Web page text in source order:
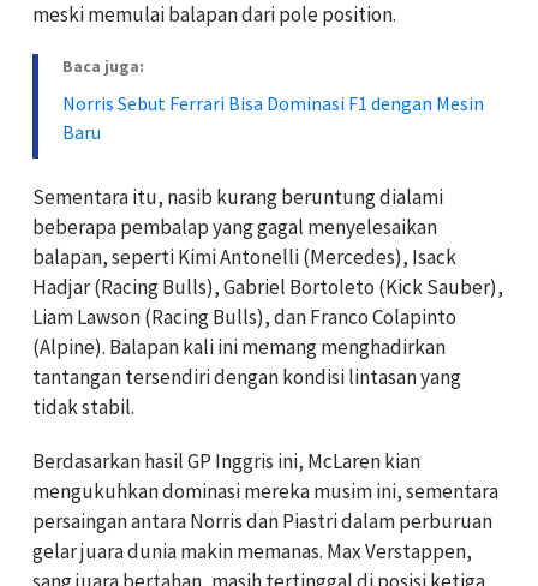
meski memulai balapan dari pole position.
Baca juga:
Norris Sebut Ferrari Bisa Dominasi F1 dengan Mesin
Baru
Sementara itu, nasib kurang beruntung dialami
beberapa pembalap yang gagal menyelesaikan
balapan, seperti Kimi Antonelli (Mercedes), Isack
Hadjar (Racing Bulls), Gabriel Bortoleto (Kick Sauber),
Liam Lawson (Racing Bulls), dan Franco Colapinto
(Alpine). Balapan kali ini memang menghadirkan
tantangan tersendiri dengan kondisi lintasan yang
tidak stabil.
Berdasarkan hasil GP Inggris ini, McLaren kian
mengukuhkan dominasi mereka musim ini, sementara
persaingan antara Norris dan Piastri dalam perburuan
gelar juara dunia makin memanas. Max Verstappen,